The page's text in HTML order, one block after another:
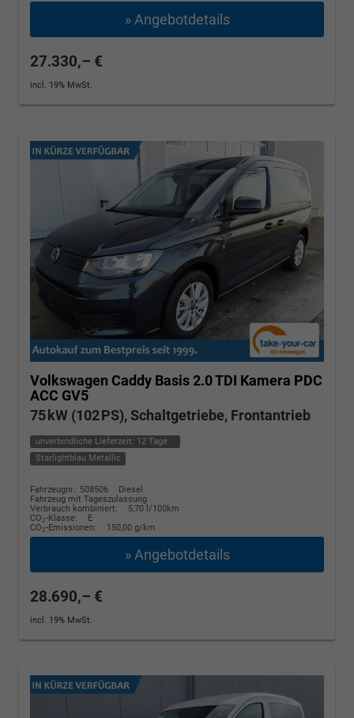
» Angebotdetails
27.330,– €
incl. 19% MwSt.
Volkswagen Caddy Basis 2.0 TDI Kamera PDC
ACC GV5
75 kW (102 PS), Schaltgetriebe, Frontantrieb
unverbindliche Lieferzeit: 12 Tage
Starlightblau Metallic
Fahrzeugnr.: 508506
Diesel
Fahrzeug mit Tageszulassung
Verbrauch kombiniert:
5,70 l/100km
CO2-Klasse:
E
CO2-Emissionen: 150,00 g/km
» Angebotdetails
28.690,– €
incl. 19% MwSt.